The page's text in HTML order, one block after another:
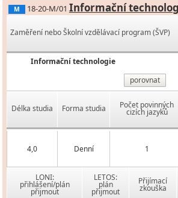
M 18-20-M/01 Informační
Zaměření nebo Školní vzdělávací program (ŠVP)
Informační technologie
porovnat
Délka studia Forma studia Počet povinných
cizích jazyků
4,0 Denní 1
LONI:
přihlášení/plán
přijmout
LETOS:
plán
přijmout
Přijímací
zkouška